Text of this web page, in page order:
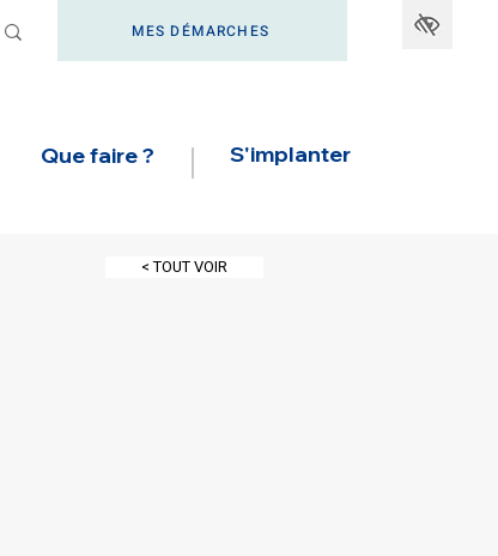
MES DÉMARCHES
Que faire ? S'implanter
< TOUT VOIR